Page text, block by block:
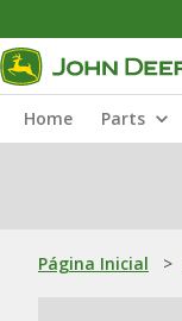
Home Parts
Página Inicial >